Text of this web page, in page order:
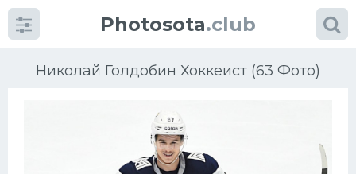
Photosota.club
Николай Голдобин Хоккеист (63 Фото)